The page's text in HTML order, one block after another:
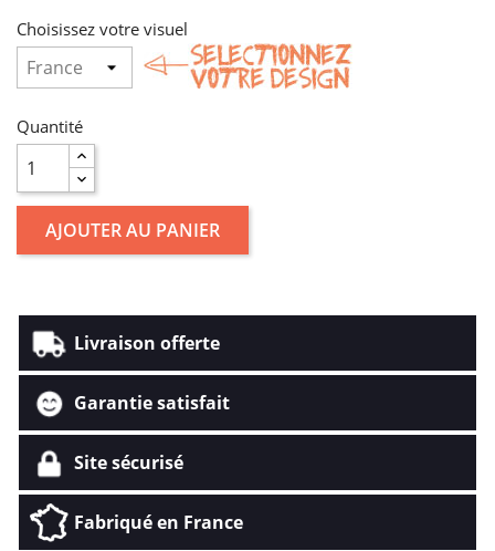
Choisissez votre visuel
Quantité
AJOUTER AU PANIER
Livraison offerte
Garantie satisfait
Site sécurisé
Fabriqué en France